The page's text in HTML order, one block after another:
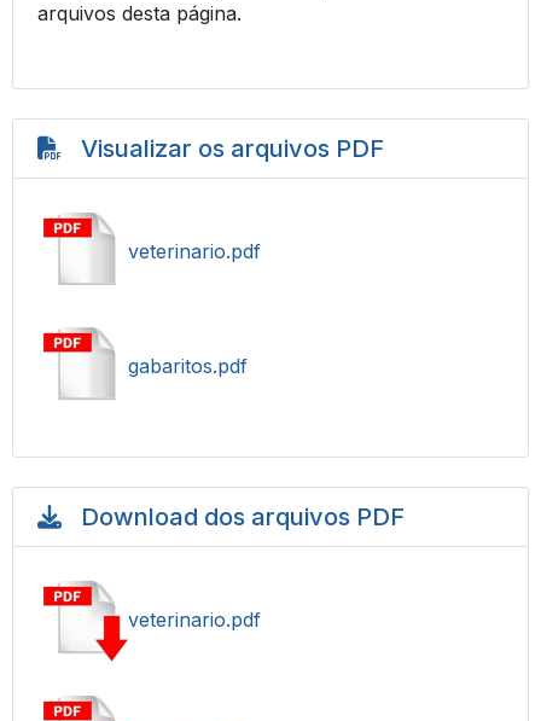
arquivos desta página.
Visualizar os arquivos PDF
veterinario.pdf
gabaritos.pdf
Download dos arquivos PDF
veterinario.pdf